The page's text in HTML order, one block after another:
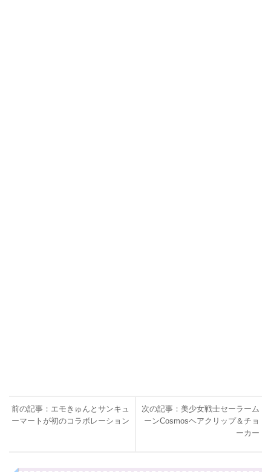
前の記事：エモきゅんとサンキュ
ーマートが初のコラボレーション
次の記事：美少女戦士セーラーム
ーンCosmosヘアクリップ＆チョ
ーカー